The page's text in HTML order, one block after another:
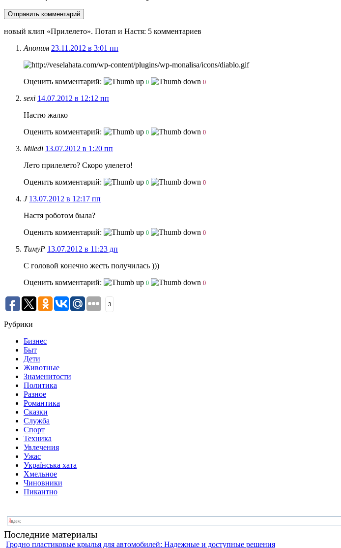
новый клип «Прилелето». Потап и Настя: 5 комментариев
Аноним 23.11.2012 в 3:01 пп
Оценить комментарий: 0 0
sexi 14.07.2012 в 12:12 пп
Настю жалко
Оценить комментарий:
0 0
Miledi 13.07.2012 в 1:20 пп
Лето прилелето? Скоро улелето!
Оценить комментарий:
0 0
J 13.07.2012 в 12:17 пп
Настя роботом была?
Оценить комментарий:
0 0
ТимуР 13.07.2012 в 11:23 дп
С головой конечно жесть получилась )))
Оценить комментарий:
0 0
3
Рубрики
Бизнес
Быт
Дети
Животные
Знаменитости
Политика
Разное
Романтика
Сказки
Служба
Спорт
Техника
Увлечения
Ужас
Українська хата
Хмельное
Чиновники
Пикантно
Последние материалы
Гродно пластиковые крылья для автомобилей: Надежные и доступные решения